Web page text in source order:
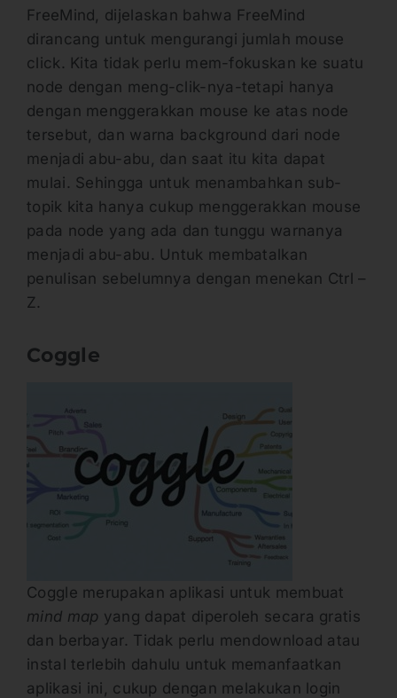
FreeMind, dijelaskan bahwa FreeMind
dirancang untuk mengurangi jumlah mouse
click. Kita tidak perlu mem-fokuskan ke suatu
node dengan meng-clik-nya-tetapi hanya
dengan menggerakkan mouse ke atas node
tersebut, dan warna background dari node
menjadi abu-abu, dan saat itu kita dapat
mulai. Sehingga untuk menambahkan sub-
topik kita hanya cukup menggerakkan mouse
pada node yang ada dan tunggu warnanya
menjadi abu-abu. Untuk membatalkan
penulisan sebelumnya dengan menekan Ctrl –
Z.
Coggle
Coggle merupakan aplikasi untuk membuat
mind map yang dapat diperoleh secara gratis
dan berbayar. Tidak perlu mendownload atau
instal terlebih dahulu untuk memanfaatkan
aplikasi ini, cukup dengan melakukan login